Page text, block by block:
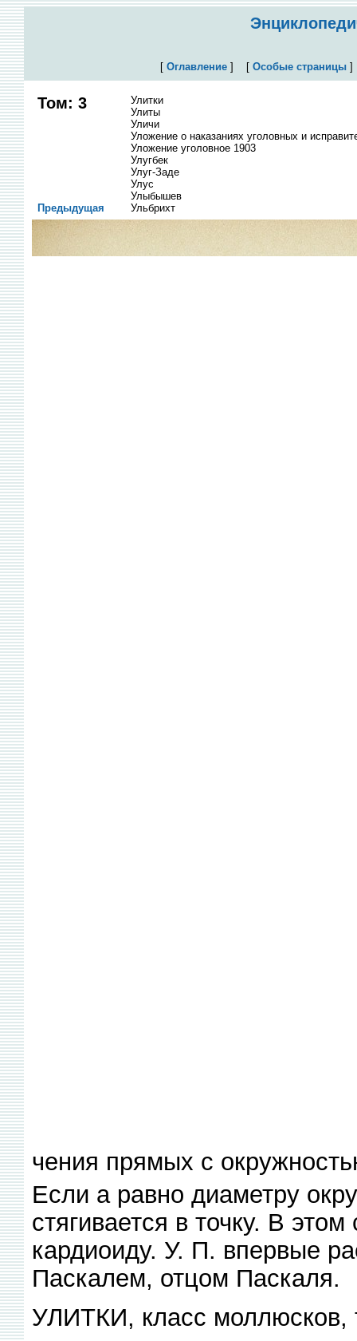
[ Оглавление] [ Особые страницы
Том: 3
Улитки
Улиты
Уличи
Уложение о наказаниях уголовных и
Уложение уголовное 1903
Улугбек
Улуг-Заде
Улус
Улыбышев
Ульбрихт
Предыдущая
чения прямых с
Если а равно диаметру
стягивается в точку. В
кардиоиду. У. П. впервые
Паскалем, отцом Паскаля.
УЛИТКИ, класс моллюсков,